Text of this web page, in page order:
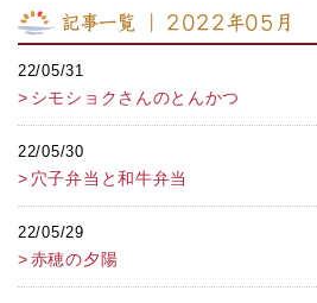
記事一覧 ｜ 2022年05月
22/05/31
シモショクさんのとんかつ
22/05/30
穴子弁当と和牛弁当
22/05/29
赤穂の夕陽